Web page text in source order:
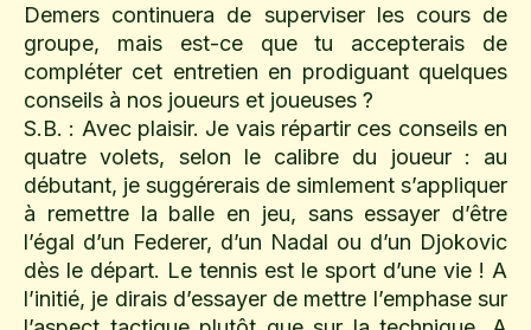
Demers continuera de superviser les cours de
groupe, mais est-ce que tu accepterais de
compléter cet entretien en prodiguant quelques
conseils à nos joueurs et joueuses ?
S.B. : Avec plaisir. Je vais répartir ces conseils en
quatre volets, selon le calibre du joueur : au
débutant, je suggérerais de simlement s’appliquer
à remettre la balle en jeu, sans essayer d’être
l’égal d’un Federer, d’un Nadal ou d’un Djokovic
dès le départ. Le tennis est le sport d’une vie ! A
l’initié, je dirais d’essayer de mettre l’emphase sur